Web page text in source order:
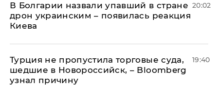
В Болгарии назвали упавший в стране
дрон украинским – появилась реакция
Киева
20:02
Турция не пропустила торговые суда,
шедшие в Новороссийск, – Bloomberg
узнал причину
19:40